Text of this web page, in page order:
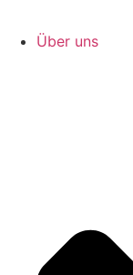
Über uns